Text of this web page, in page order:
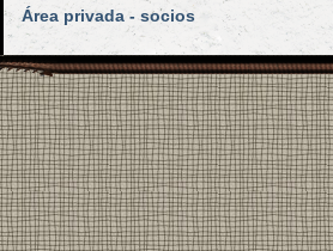
Área privada - socios